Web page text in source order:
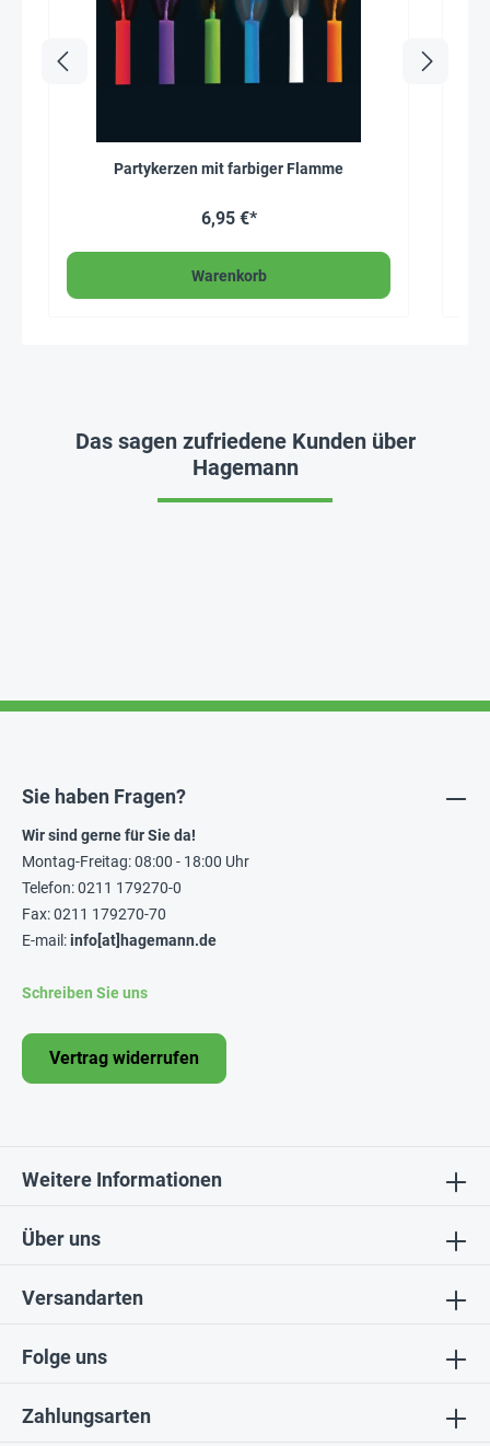
Partykerzen mit farbiger Flamme
6,95 €*
Warenkorb
Das sagen zufriedene Kunden über
Hagemann
Folge uns
Über uns
Sie haben Fragen?
Wir sind gerne für Sie da!
Montag-Freitag: 08:00 - 18:00 Uhr
Telefon: 0211 179270-0
Fax: 0211 179270-70
E-mail:info[at]hagemann.de
Schreiben Sie uns
Vertrag widerrufen
Weitere Informationen
Zahlungsarten
Versandarten